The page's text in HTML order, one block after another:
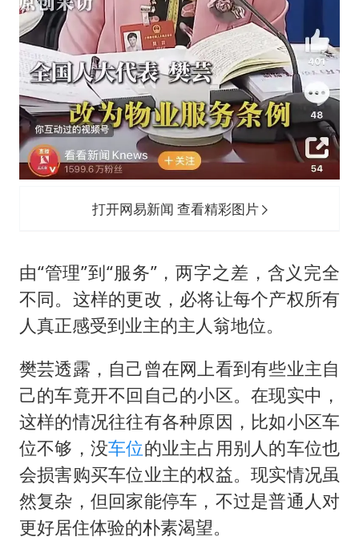
打开网易新闻 查看精彩图片
由“管理”到“服务”，两字之差，含义完全
不同。这样的更改，必将让每个产权所有
人真正感受到业主的主人翁地位。
樊芸透露，自己曾在网上看到有些业主自
己的车竟开不回自己的小区。在现实中，
这样的情况往往有各种原因，比如小区车
位不够，没车位的业主占用别人的车位也
会损害购买车位业主的权益。现实情况虽
然复杂，但回家能停车，不过是普通人对
更好居住体验的朴素渴望。